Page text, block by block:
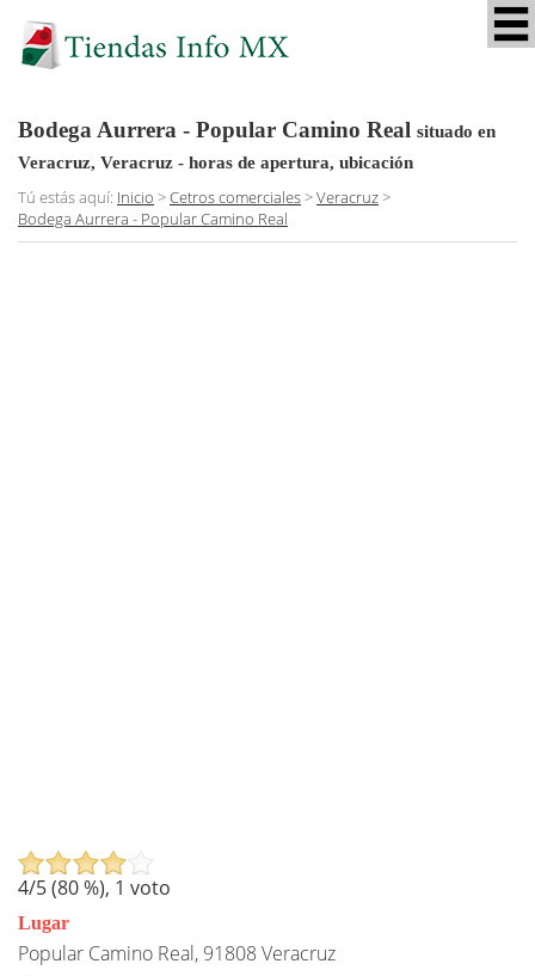
Bodega Aurrera - Popular Camino Real situado en
Veracruz, Veracruz - horas de apertura, ubicación
Tú estás aquí: Inicio >Cetros comerciales>Veracruz>
Bodega Aurrera - Popular Camino Real
4/5 (80%), 1 voto
Lugar
Popular Camino Real, 91808 Veracruz